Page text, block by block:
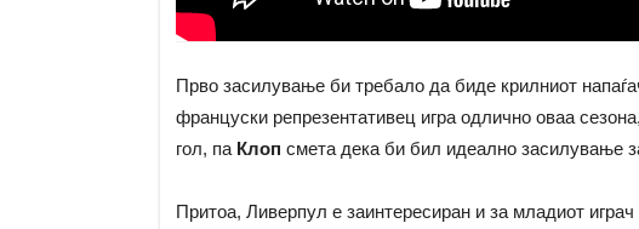
Прво засилување би требало да биде крилниот
француски репрезентативец игра одлично оваа
гол, па Клоп смета дека би бил идеално засилување
Притоа, Ливерпул е заинтересиран и за младиот